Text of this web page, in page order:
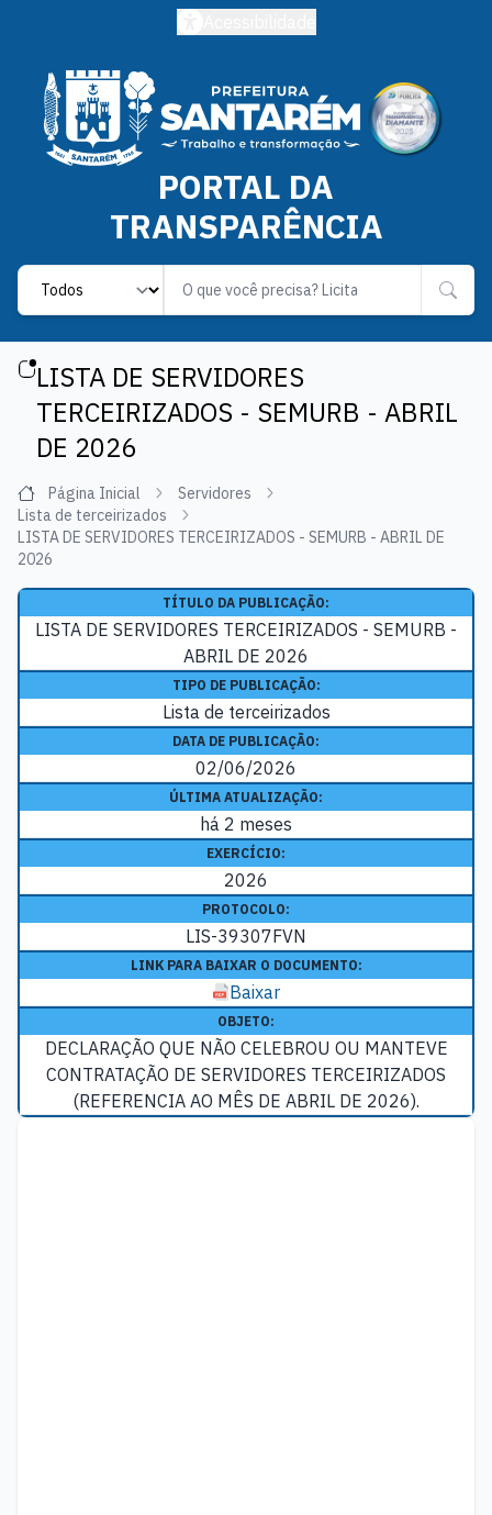
PORTAL DA
TRANSPARÊNCIA
Label
LISTA DE SERVIDORES
TERCEIRIZADOS - SEMURB - ABRIL
DE 2026
Página Inicial
Servidores
Lista de terceirizados
LISTA DE SERVIDORES TERCEIRIZADOS - SEMURB - ABRIL DE
2026
TÍTULO DA PUBLICAÇÃO:
LISTA DE SERVIDORES TERCEIRIZADOS - SEMURB -
ABRIL DE 2026
TIPO DE PUBLICAÇÃO:
Lista de terceirizados
DATA DE PUBLICAÇÃO:
02/06/2026
ÚLTIMA ATUALIZAÇÃO:
há 2 meses
EXERCÍCIO:
2026
PROTOCOLO:
LIS-39307FVN
LINK PARA BAIXAR O DOCUMENTO:
Baixar
OBJETO:
DECLARAÇÃO QUE NÃO CELEBROU OU MANTEVE
CONTRATAÇÃO DE SERVIDORES TERCEIRIZADOS
(REFERENCIA AO MÊS DE ABRIL DE 2026).